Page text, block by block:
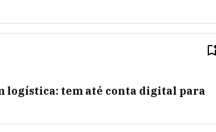
logística: tem até conta digital para